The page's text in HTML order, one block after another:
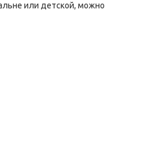
или детской, можно